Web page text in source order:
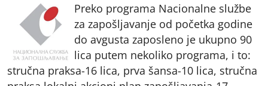
Preko programa Nacionalne službe
za zapošljavanje od početka godine
do avgusta zaposleno je ukupno 90
lica putem nekoliko programa, i to:
stručna praksa-16 lica, prva šansa-10 lica, stručna